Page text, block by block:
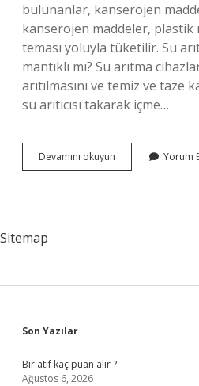
bulunanlar, kanserojen
kanserojen maddeler, plastik
teması yoluyla tüketilir. Su
mantıklı mı? Su arıtma
arıtılmasını ve temiz ve taze
su arıtıcısı takarak içme…
Devamını okuyun
Mı
Yorum
Sitemap
Sidebar
Son Yazılar
Bir atıf kaç puan alır ?
Ağustos 6, 2026